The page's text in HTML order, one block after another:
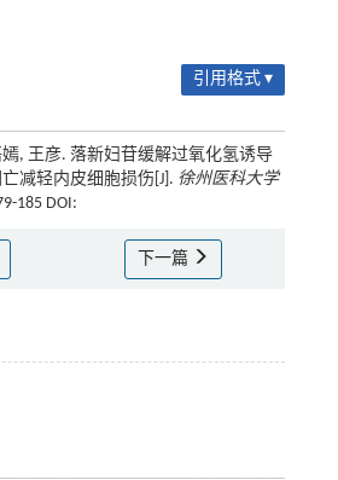
引用格式 ▾
, 王彦. 落新妇苷缓解过氧化氢诱导
减轻内皮细胞损伤[J]. 徐州医科大学
185 DOI:
下一篇